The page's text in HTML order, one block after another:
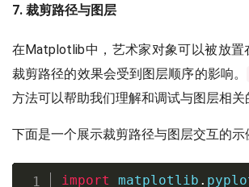
7. 裁剪路径与图层
在Matplotlib中，艺术家对象可以被放置
裁剪路径的效果会受到图层顺序的影响。
方法可以帮助我们理解和调试与图层相关
下面是一个展示裁剪路径与图层交互的示
import matplotlib .